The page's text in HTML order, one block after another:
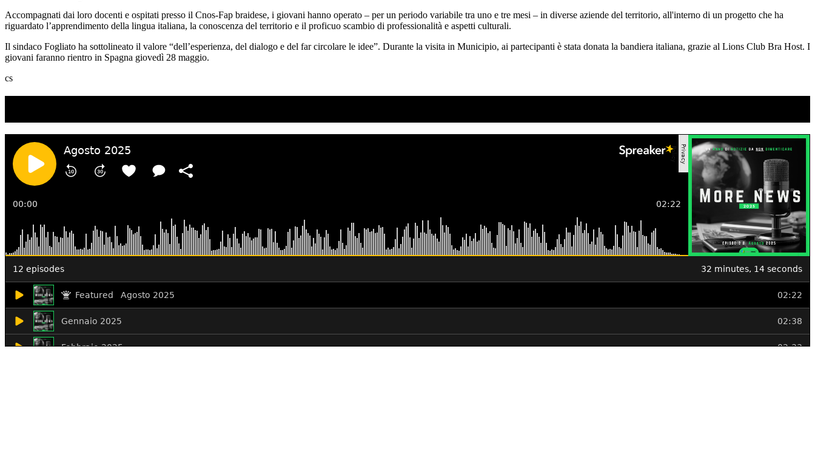
Accompagnati dai loro docenti e ospitati presso il Cnos-Fap braidese, i giovani hanno operato – per un periodo variabile tra uno e tre mesi – in diverse aziende del territorio, all'interno di un progetto che ha
riguardato l’apprendimento della lingua italiana, la conoscenza del territorio e il proficuo scambio di professionalità e aspetti culturali.
Il sindaco Fogliato ha sottolineato il valore “dell’esperienza, del dialogo e del far circolare le idee”. Durante la visita in Municipio, ai partecipanti è stata donata la bandiera italiana, grazie al Lions Club Bra Host. I
giovani faranno rientro in Spagna giovedì 28 maggio.
cs